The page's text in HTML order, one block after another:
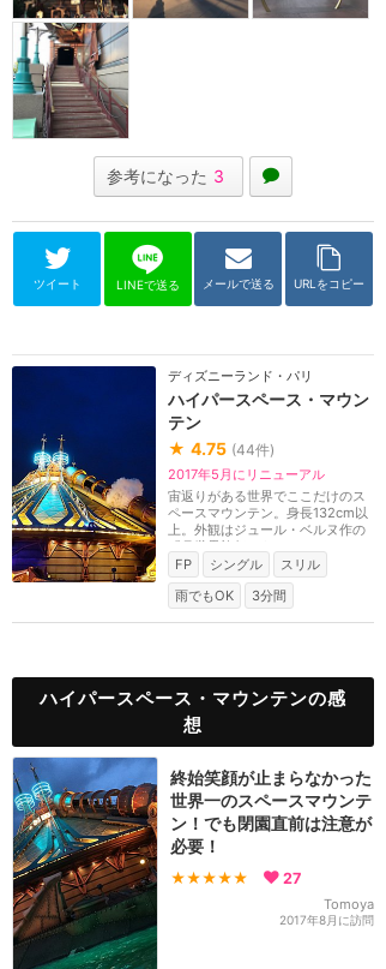
参考になった 3
ツイート LINEで送る メールで送る URLをコピー
ディズニーランド・パリ
ハイパースペース・マウン
テン
★ 4.75 (44件)
2017年5月にリニューアル
宙返りがある世界でここだけのス
ペースマウンテン。身長132cm以
上。外観はジュール・ベルヌ作の
『月世界旅行』をモ...
FP
シングル
スリル
雨でもOK
3分間
ハイパースペース・マウンテンの感
想
終始笑顔が止まらなかった
世界一のスペースマウンテ
ン！でも閉園直前は注意が
必要！
★★★★★ 27
Tomoya
2017年8月に訪問